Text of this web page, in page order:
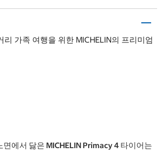
가족 여행을 위한 MICHELIN의 프리미엄
에서 닳은 MICHELIN Primacy 4 타이어는